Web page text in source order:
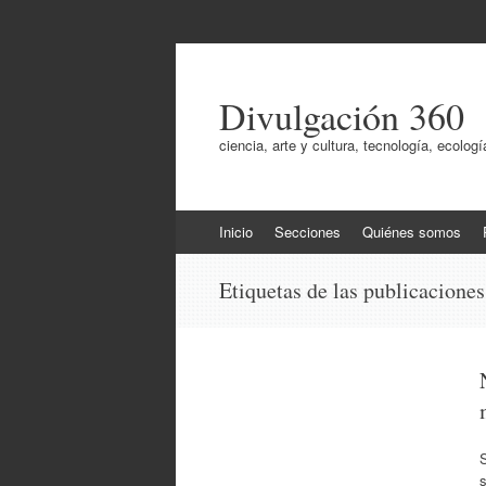
Divulgación 360
ciencia, arte y cultura, tecnología,
al
Inicio Secciones Quiénes somos
Etiquetas de las